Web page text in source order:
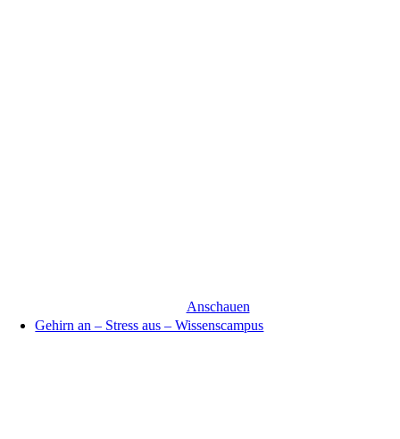
Anschauen
Gehirn an – Stress aus – Wissenscampus